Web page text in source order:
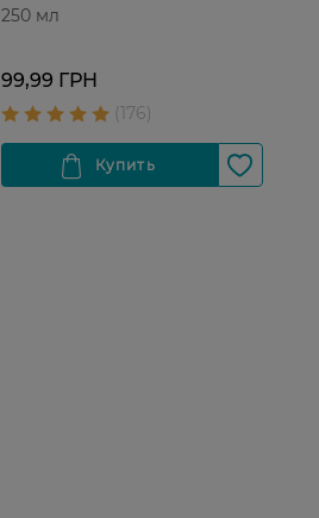
250 мл
99,99 ГРН